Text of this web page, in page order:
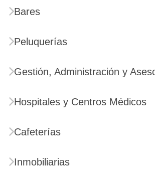
Bares
Peluquerías
Gestión, Administración y
Hospitales y Centros Médicos
Cafeterías
Inmobiliarias